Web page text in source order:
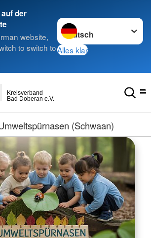
der
website,
to switch to
Sprache wechseln zu
Alles klar
Bad Doberan e.V.
Kreisverband
(Schwaan)